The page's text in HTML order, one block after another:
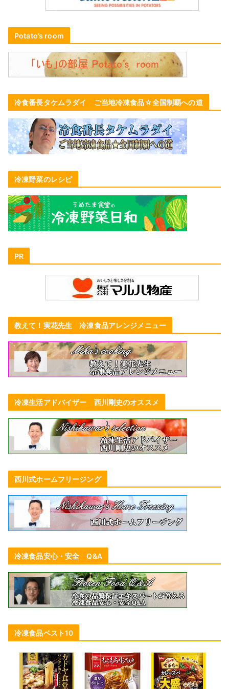
Potato’s room
冷食番長タケムラダイ ご当地冷凍食品☆全国制覇への道
冷凍野菜のレシピ
PR
教えて！実花先生 冷凍食品アレンジメニュー
冷凍生活アドバイザー 西川剛史のオススメ
西川式ホームフリージング
冷凍食品安心・安全 Q&A
冷凍食品ベスト10